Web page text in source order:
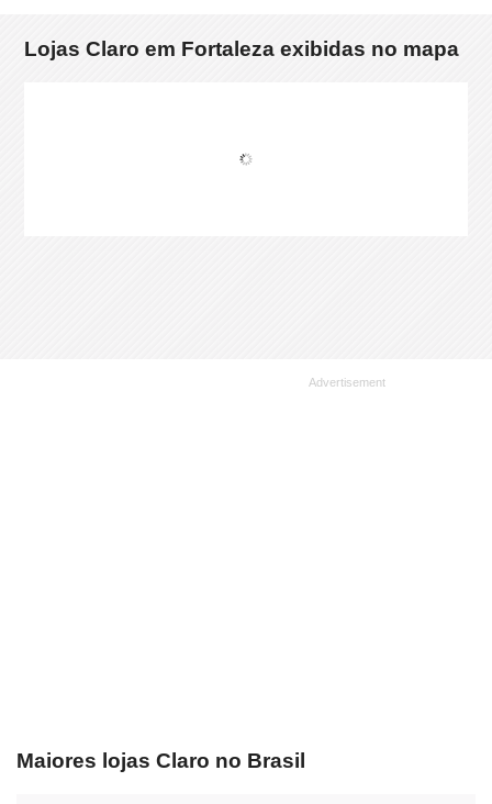
Lojas Claro em Fortaleza exibidas no mapa
Maiores lojas Claro no Brasil